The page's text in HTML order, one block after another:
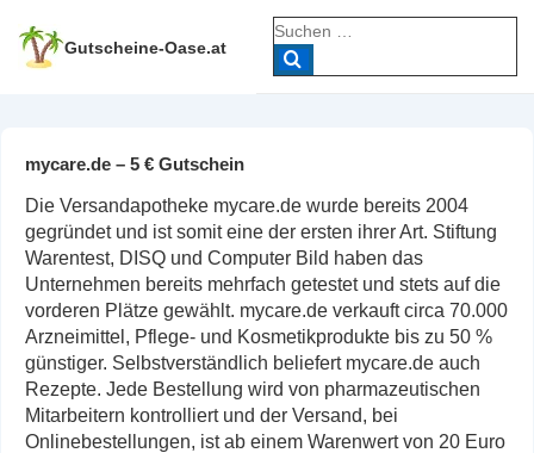
Zum
Inhalt
Gutscheine-Oase.at
Suche
nach:
mycare.de – 5 € Gutschein
Die Versandapotheke mycare.de wurde bereits 2004
gegründet und ist somit eine der ersten ihrer Art. Stiftung
Warentest, DISQ und Computer Bild haben das
Unternehmen bereits mehrfach getestet und stets auf die
vorderen Plätze gewählt. mycare.de verkauft circa 70.000
Arzneimittel, Pflege- und Kosmetikprodukte bis zu 50 %
günstiger. Selbstverständlich beliefert mycare.de auch
Rezepte. Jede Bestellung wird von pharmazeutischen
Mitarbeitern kontrolliert und der Versand, bei
Onlinebestellungen, ist ab einem Warenwert von 20 Euro